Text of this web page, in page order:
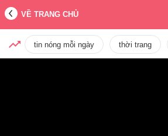
VỀ TRANG CHỦ
tin nóng mỗi ngày thời trang